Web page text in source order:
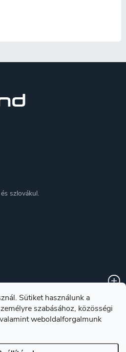
Sütiket használunk a
szabásához, közösségi
weboldalforgalmunk
szlovákul.